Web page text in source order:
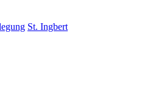
St. Ingbert